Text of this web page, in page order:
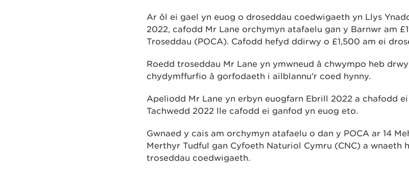
Ar ôl ei gael yn euog o droseddau coedwigaeth yn Llys
2022, cafodd Mr Lane orchymyn atafaelu gan y Barnwr am
Troseddau (POCA). Cafodd hefyd ddirwy o £1,500 am ei
Roedd troseddau Mr Lane yn ymwneud â chwympo heb
chydymffurfio â gorfodaeth i ailblannu'r coed hynny.
Apeliodd Mr Lane yn erbyn euogfarn Ebrill 2022 a chafodd
Tachwedd 2022 lle cafodd ei ganfod yn euog eto.
Gwnaed y cais am orchymyn atafaelu o dan y POCA ar 14
Merthyr Tudful gan Cyfoeth Naturiol Cymru (CNC) a wnaeth
troseddau coedwigaeth.